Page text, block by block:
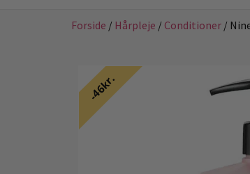
Forside / Hårpleje / Conditioner /
46kr.